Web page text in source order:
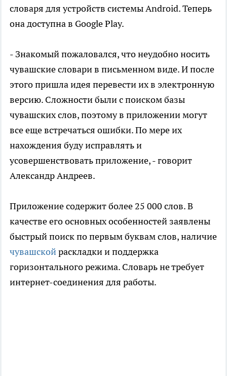
словаря для устройств системы Android. Теперь
она доступна в Google Play.
- Знакомый пожаловался, что неудобно носить
чувашские словари в письменном виде. И после
этого пришла идея перевести их в электронную
версию. Сложности были с поиском базы
чувашских слов, поэтому в приложении могут
все еще встречаться ошибки. По мере их
нахождения буду исправлять и
усовершенствовать приложение, - говорит
Александр Андреев.
Приложение содержит более 25 000 слов. В
качестве его основных особенностей заявлены
быстрый поиск по первым буквам слов, наличие
чувашскойраскладки и поддержка
горизонтального режима. Словарь не требует
интернет-соединения для работы.